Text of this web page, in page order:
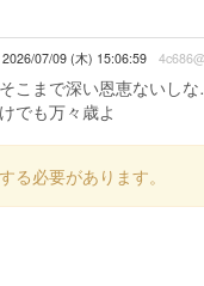
2026/07/09 (木) 15:06:59
こまで深い恩恵ないし
でも万々歳よ
る必要があります。